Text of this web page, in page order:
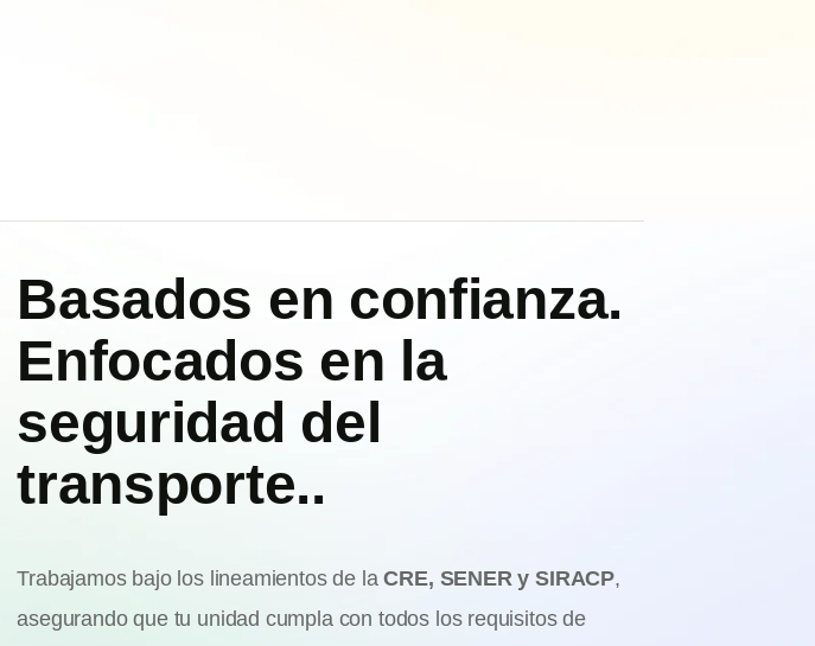
Basados en confianza.
Enfocados en la
seguridad del
transporte..
Trabajamos bajo los lineamientos de laCRE, SENER y SIRACP,
asegurando que tu unidad cumpla con todos los requisitos de